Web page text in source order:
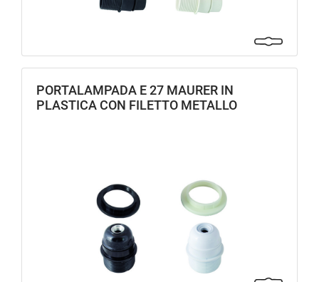
PORTALAMPADA E 27 MAURER IN
PLASTICA CON FILETTO METALLO